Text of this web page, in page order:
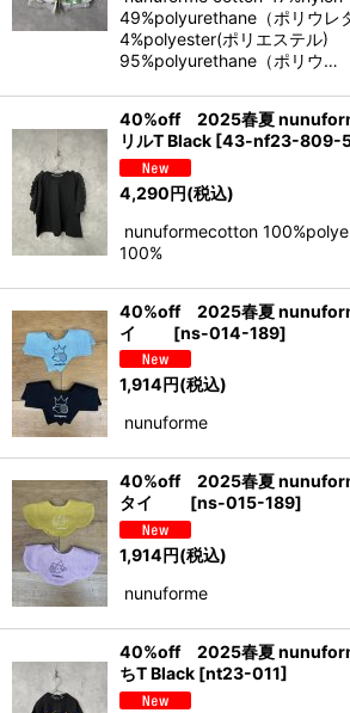
49%polyurethane（ポリウレ
4%polyester(ポリエステル)
95%polyurethane（ポリウ…
40%off 2025春夏
リルT Black [43-nf23-809-
4,290円(税込)
nunuformecotton
100%
40%off 2025春夏
イ
[ns-014-189]
1,914円(税込)
nunuforme
40%off 2025春夏
タイ
[ns-015-189]
1,914円(税込)
nunuforme
40%off 2025春夏
ちT Black [nt23-011]